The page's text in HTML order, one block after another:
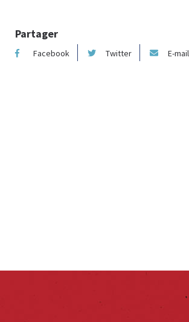
Partager
Facebook Twitter E-mail